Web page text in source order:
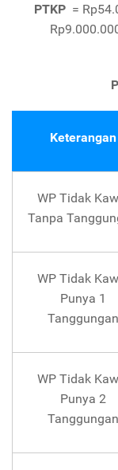
PTKP =
Keterangan
WP Tidak
Tanpa
WP Tidak
Punya 1
Tanggungan
WP Tidak
Punya 2
Tanggungan